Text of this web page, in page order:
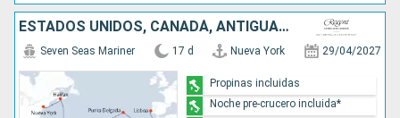
ESTADOS UNIDOS, CANADÁ, ANTIGUA Y BARBUDA, MARRUECOS, PORTUGAL
Seven Seas Mariner 17 d Nueva York 29/04/2027
Propinas incluidas
Noche pre-crucero incluida*